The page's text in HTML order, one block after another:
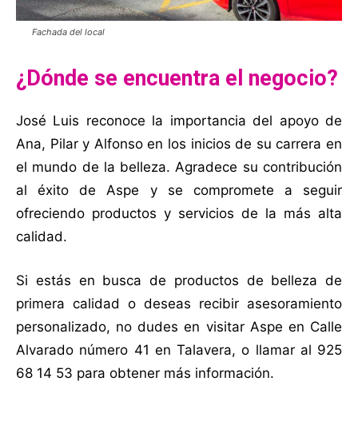
Fachada del local
¿Dónde se encuentra el negocio?
José Luis reconoce la importancia del apoyo de
Ana, Pilar y Alfonso en los inicios de su carrera en
el mundo de la belleza. Agradece su contribución
al éxito de Aspe y se compromete a seguir
ofreciendo productos y servicios de la más alta
calidad.
Si estás en busca de productos de belleza de
primera calidad o deseas recibir asesoramiento
personalizado, no dudes en visitar Aspe en Calle
Alvarado número 41 en Talavera, o llamar al 925
68 14 53 para obtener más información.